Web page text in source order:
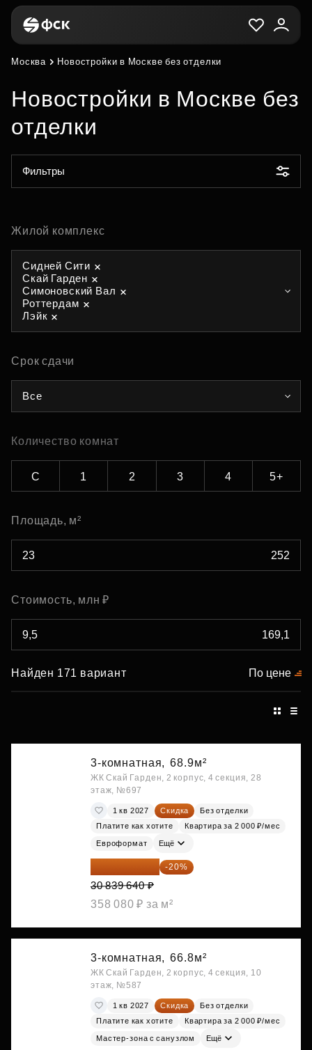
Москва Новостройки в Москве без отделки
Новостройки в Москве без
отделки
Фильтры
Жилой комплекс
Сидней Сити
Скай Гарден
Симоновский Вал
Роттердам
Лэйк
Срок сдачи
Все
Количество комнат
С 1 2 3 4 5+
Площадь, м²
Стоимость, млн ₽
Найден 171 вариант По цене
3-комнатная, 68.9м²
ЖК Скай Гарден, 2 корпус, 4 секция, 28
этаж, №697
1 кв 2027 Скидка
Без отделки
Платите как хотите
Квартира за 2 000 ₽/мес
Евроформат Ещё
24 671 712 ₽ -20%
30 839 640 ₽
358 080 ₽ за м²
3-комнатная, 66.8м²
ЖК Скай Гарден, 2 корпус, 4 секция, 10
этаж, №587
1 кв 2027 Скидка
Без отделки
Платите как хотите
Квартира за 2 000 ₽/мес
Мастер-зона с санузлом Ещё